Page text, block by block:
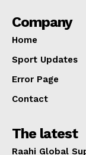
Company
Home
Sport Updates
Error Page
Contact
The latest
Raahi Global